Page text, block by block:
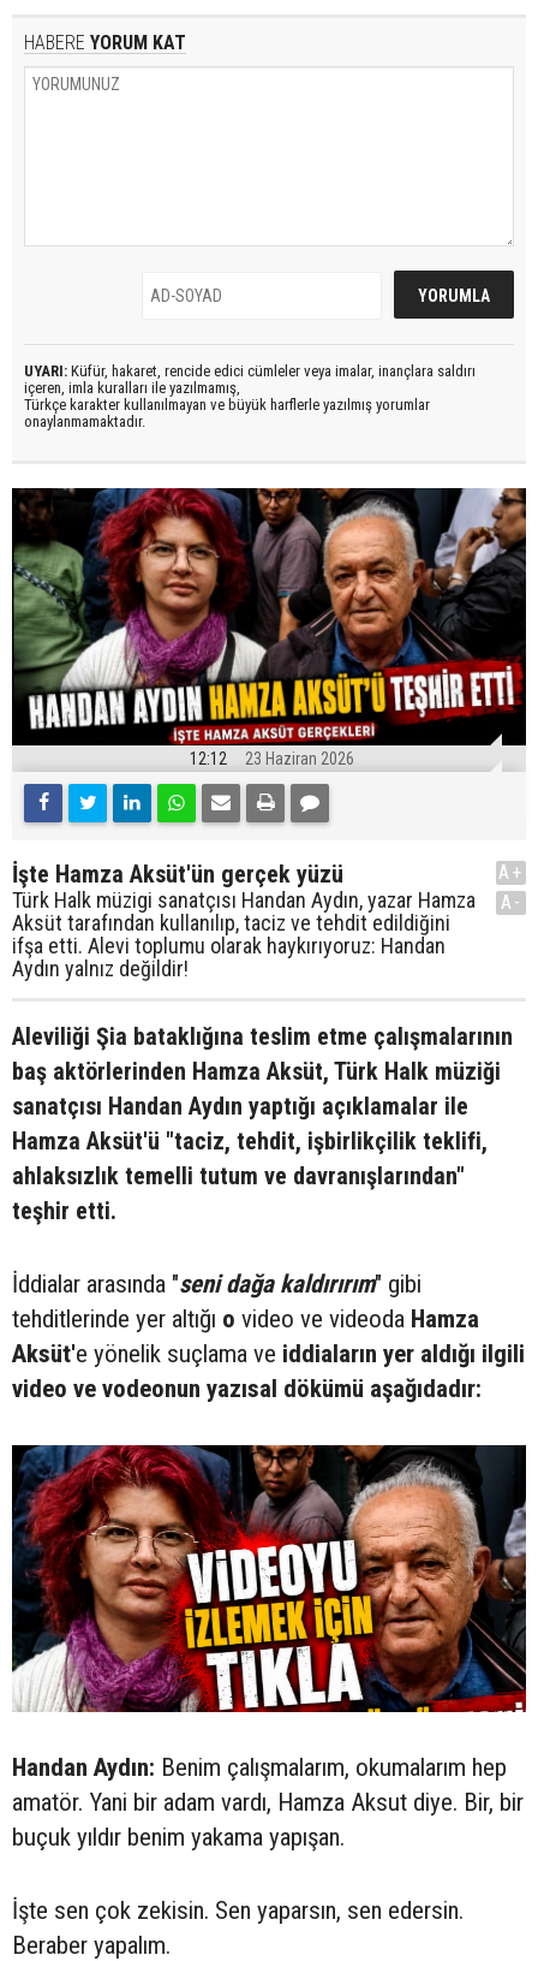
HABERE YORUM KAT
UYARI: Küfür, hakaret, rencide edici cümleler veya imalar, inançlara saldırı
içeren, imla kuralları ile yazılmamış,
Türkçe karakter kullanılmayan ve büyük harflerle yazılmış yorumlar
onaylanmamaktadır.
12:12 23 Haziran 2026
İşte Hamza Aksüt'ün gerçek yüzü
Türk Halk müzigi sanatçısı Handan Aydın, yazar Hamza
Aksüt tarafından kullanılıp, taciz ve tehdit edildiğini
ifşa etti. Alevi toplumu olarak haykırıyoruz: Handan
Aydın yalnız değildir!
A+
A-
Aleviliği Şia bataklığına teslim etme çalışmalarının
baş aktörlerinden Hamza Aksüt, Türk Halk müziği
sanatçısı Handan Aydın yaptığı açıklamalar ile
Hamza Aksüt'ü "taciz, tehdit, işbirlikçilik teklifi,
ahlaksızlık temelli tutum ve davranışlarından"
teşhir etti.
İddialar arasında "seni dağa kaldırırım" gibi
tehditlerinde yer altığı o video ve videoda Hamza
Aksüt'e yönelik suçlama ve iddiaların yer aldığı ilgili
video ve vodeonun yazısal dökümü aşağıdadır:
Handan Aydın: Benim çalışmalarım, okumalarım hep
amatör. Yani bir adam vardı, Hamza Aksut diye. Bir, bir
buçuk yıldır benim yakama yapışan.
İşte sen çok zekisin. Sen yaparsın, sen edersin.
Beraber yapalım.